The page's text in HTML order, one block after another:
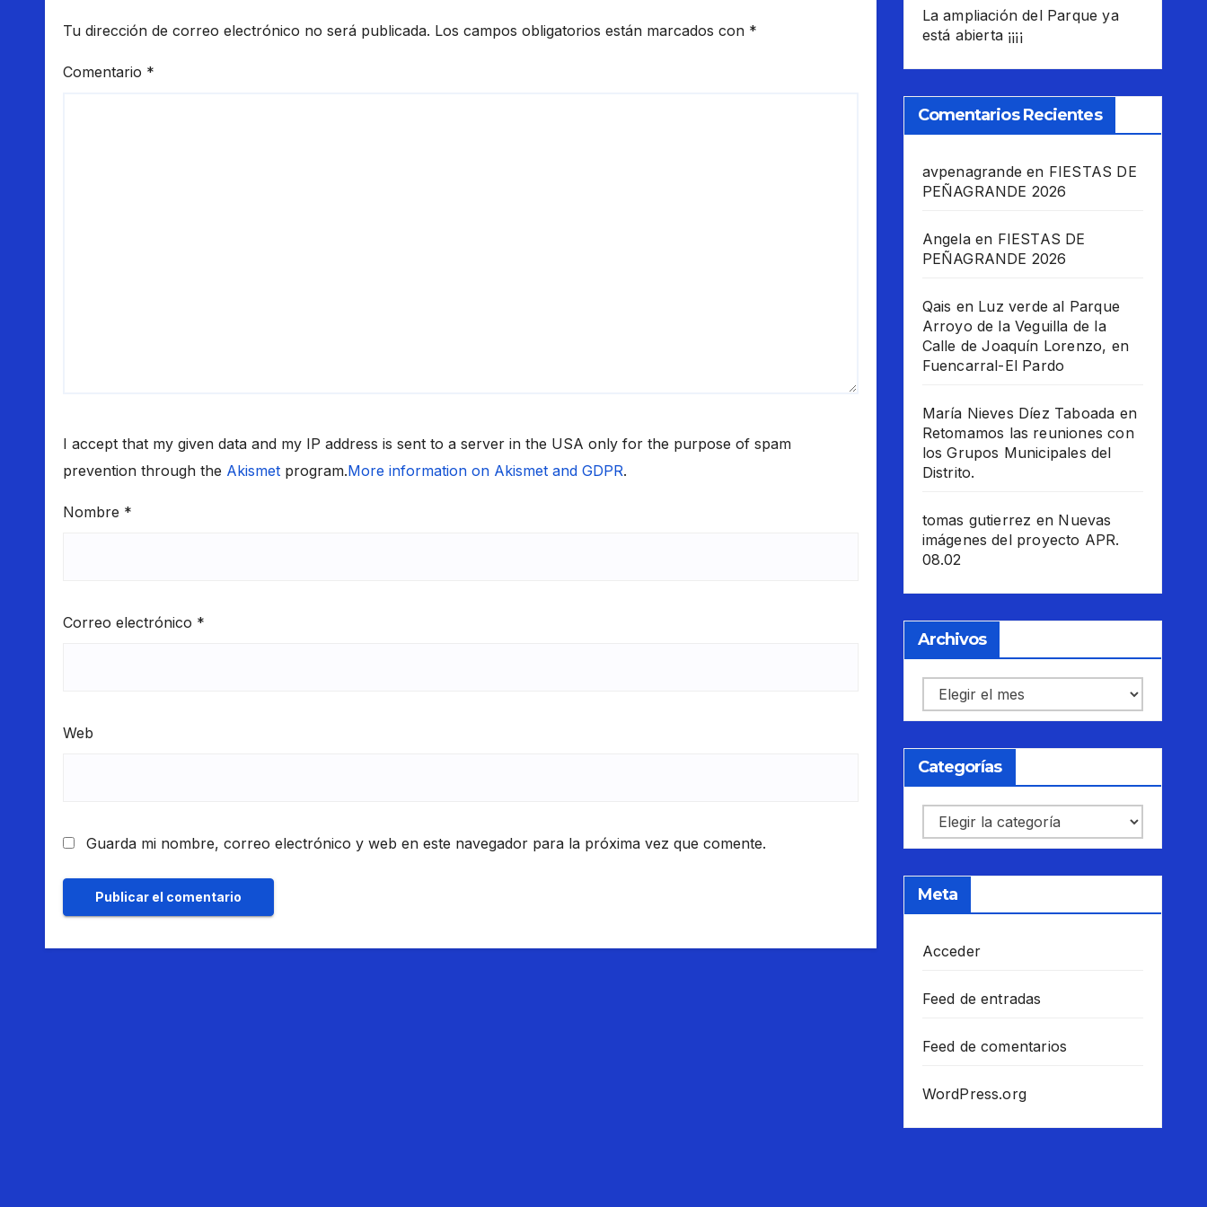
Tu dirección de correo electrónico no será publicada. Los campos obligatorios están marcados con *
Comentario *
I accept that my given data and my IP address is sent to a server in the USA only for the purpose of spam
prevention through the Akismet program.More information on Akismet and GDPR.
Nombre *
Correo electrónico *
Web
Guarda mi nombre, correo electrónico y web en este navegador para la próxima vez que comente.
La ampliación del Parque ya
está abierta ¡¡¡¡
Comentarios Recientes
avpenagrande en FIESTAS DE
PEÑAGRANDE 2026
Angelaen FIESTAS DE
PEÑAGRANDE 2026
Qais en Luz verde al Parque
Arroyo de la Veguilla de la
Calle de Joaquín Lorenzo, en
Fuencarral-El Pardo
María Nieves Díez Taboada en
Retomamos las reuniones con
los Grupos Municipales del
Distrito.
tomas gutierrez en Nuevas
imágenes del proyecto APR.
08.02
Archivos
Archivos
Categorías
Categorías
Meta
Acceder
Feed de entradas
Feed de comentarios
WordPress.org